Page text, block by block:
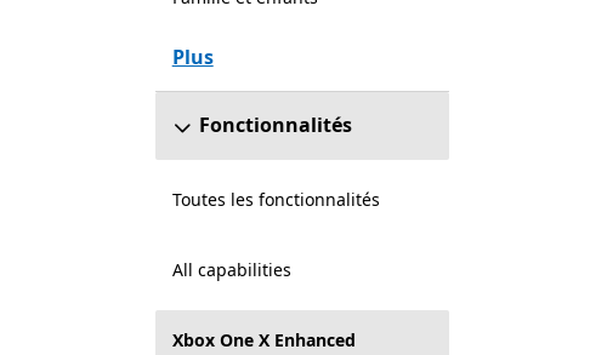
Plus
Fonctionnalités
Toutes les fonctionnalités
All capabilities
Xbox One X Enhanced